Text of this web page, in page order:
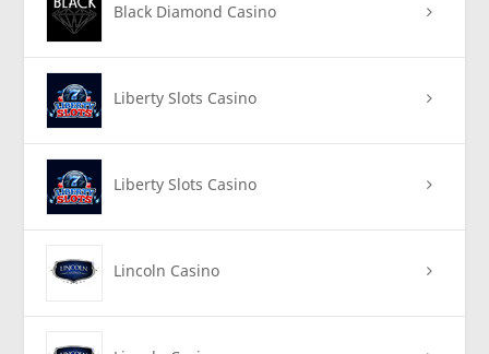
Black Diamond Casino
Liberty Slots Casino
Liberty Slots Casino
Lincoln Casino